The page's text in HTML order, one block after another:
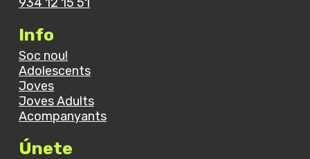
Info
Soc nou!
Adolescents
Joves
Joves Adults
Acompanyants
Únete